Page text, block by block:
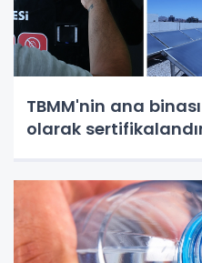
TBMM'nin ana
olarak